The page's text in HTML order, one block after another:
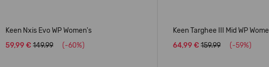
Keen Nxis Evo WP Women's
59,99 € 149.99 (-60%)
Keen Targhee III Mid WP
64,99 € 159.99 (-59%)